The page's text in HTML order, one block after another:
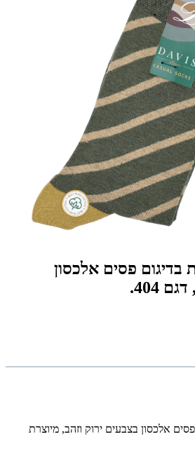
בדיגום פסים אלכסון
404.
אלכסון בצבעים ירוק וזהב, מיוצרת